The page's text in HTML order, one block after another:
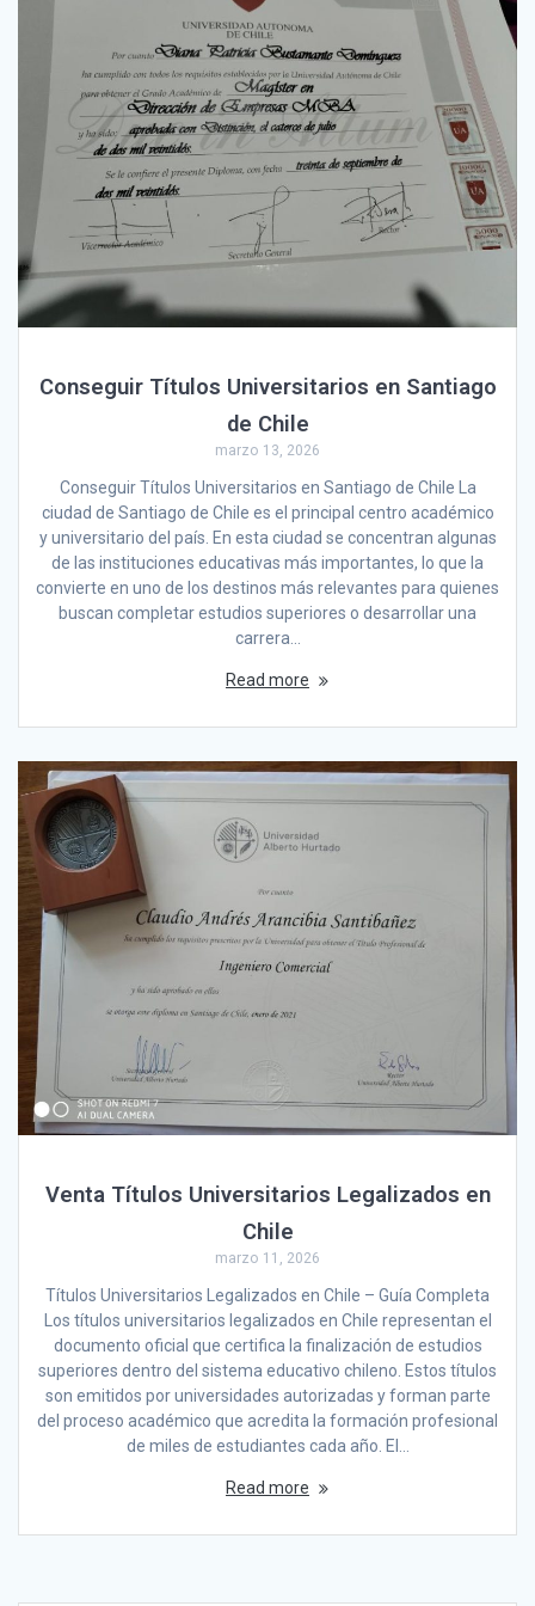
Conseguir Títulos Universitarios en Santiago
de Chile
marzo 13, 2026
Conseguir Títulos Universitarios en Santiago de Chile La
ciudad de Santiago de Chile es el principal centro académico
y universitario del país. En esta ciudad se concentran algunas
de las instituciones educativas más importantes, lo que la
convierte en uno de los destinos más relevantes para quienes
buscan completar estudios superiores o desarrollar una
carrera…
Read more
Venta Títulos Universitarios Legalizados en
Chile
marzo 11, 2026
Títulos Universitarios Legalizados en Chile – Guía Completa
Los títulos universitarios legalizados en Chile representan el
documento oficial que certifica la finalización de estudios
superiores dentro del sistema educativo chileno. Estos títulos
son emitidos por universidades autorizadas y forman parte
del proceso académico que acredita la formación profesional
de miles de estudiantes cada año. El…
Read more